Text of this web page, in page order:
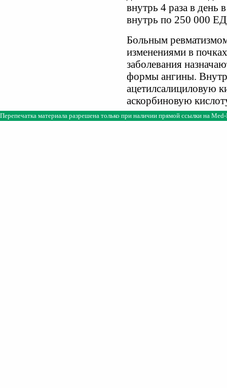
внутрь 4 раза в день
внутрь по 250 000 ЕД
Больным
изменениями в
заболевания
формы ангины.
ацетилсалициловую
аскорбиновую
Перепечатка материала разрешена только при наличии прямой ссылки на